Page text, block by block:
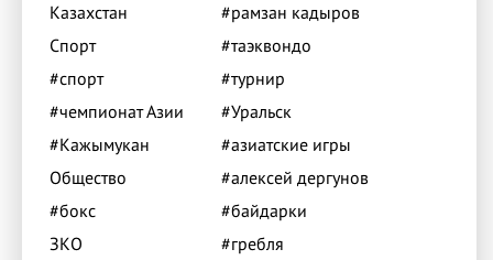
Казахстан
Спорт
#спорт
#чемпионат Азии
#Кажымукан
Общество
#бокс
ЗКО
#рамзан кадыров
#таэквондо
#турнир
#Уральск
#азиатские игры
#алексей дергунов
#байдарки
#гребля